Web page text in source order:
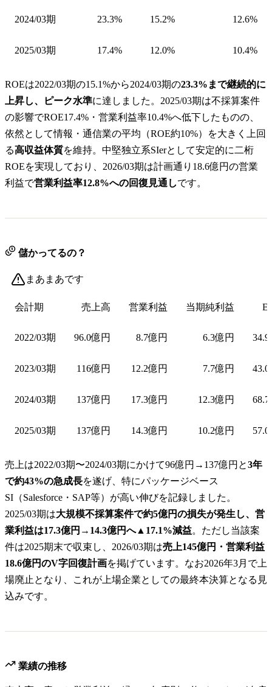
2024/03期 23.3% 15.2% 12.6%
2025/03期 17.4% 12.0% 10.4%
ROEは2022/03期の15.1%から2024/03期の23.3%まで継続的に
上昇し、ピーク水準に達しました。2025/03期は不採算案件
の影響でROE17.4%・営業利益率10.4%へ低下したものの、
依然として情報・通信業の平均（ROE約10%）を大きく上回
る高収益体質を維持。中堅独立系SIerとして安定的に二桁
ROEを実現しており、2026/03期は計画通り18.6億円の営業
利益で営業利益率12.8%への回復見通しです。
儲かってるの？
まあまあです
会計期 売上高 営業利益 当期純利益
2022/03期 96.0億円 8.7億円 6.3億円 34.9
2023/03期 116億円 12.2億円 7.7億円 43.0
2024/03期 137億円 17.3億円 12.3億円 68.7
2025/03期 137億円 14.3億円 10.2億円
売上は2022/03期〜2024/03期にかけて96億円→137億円と3年
で約43%の急成長を遂げ、特にパッケージベース
SI（Salesforce・SAP等）が高い伸びを記録しました。
2025/03期は大規模不採算案件で約5億円の損失が発生し、営
業利益は17.3億円→14.3億円へ▲17.1%減益。ただし当該案
件は2025期末で収束し、2026/03期は売上145億円・営業利益
18.6億円のV字回復計画を掲げています。なお2026年3月で上
場廃止となり、これが上場企業としての最終本決算となる見
込みです。
業績の推移